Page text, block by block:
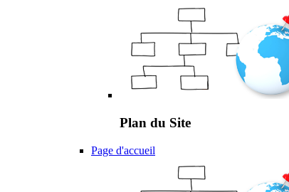
Plan du Site
Page d'accueil